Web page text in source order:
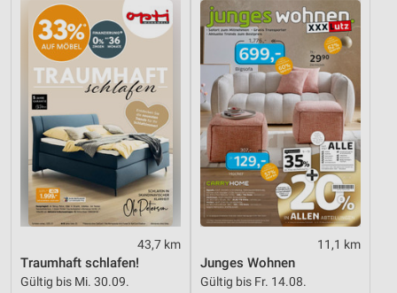
43,7 km
Traumhaft schlafen!
Gültig bis Mi. 30.09.
11,1 km
Junges Wohnen
Gültig bis Fr. 14.08.